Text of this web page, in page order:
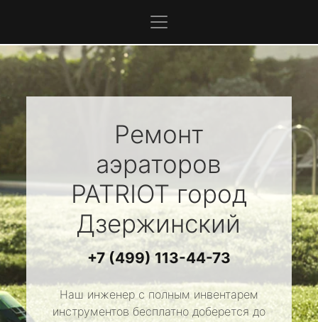
Ремонт
аэраторов
PATRIOTгород
Дзержинский
+7 (499) 113-44-73
Наш инженер с полным инвентарем
инструментов бесплатно доберется до